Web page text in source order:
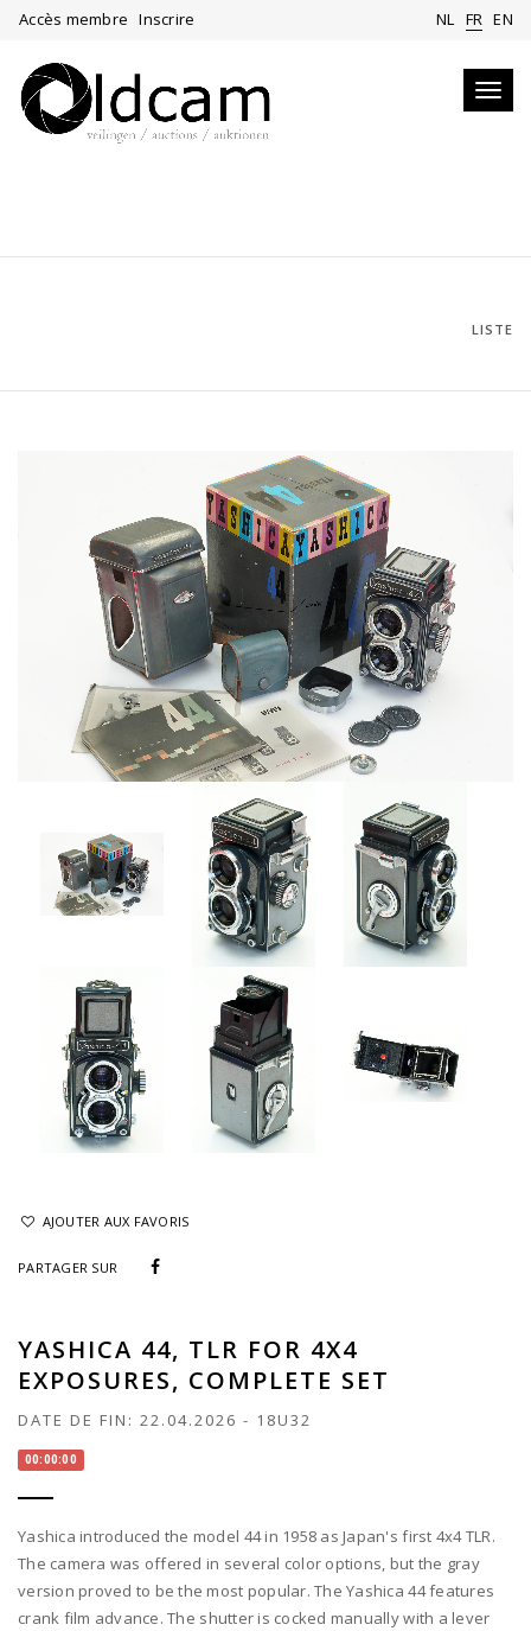
Accès membre Inscrire NL FR EN
LISTE
AJOUTER AUX FAVORIS
PARTAGER SUR
YASHICA 44, TLR FOR 4X4
EXPOSURES, COMPLETE SET
DATE DE FIN: 22.04.2026 - 18U32
00:00:00
Yashica introduced the model 44 in 1958 as Japan's first 4x4 TLR.
The camera was offered in several color options, but the gray
version proved to be the most popular. The Yashica 44 features
crank film advance. The shutter is cocked manually with a lever